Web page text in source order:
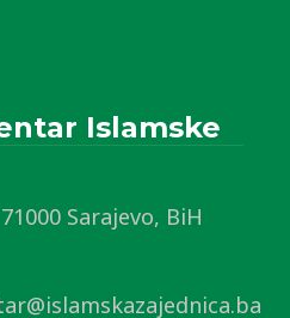
Islamske
Sarajevo, BiH